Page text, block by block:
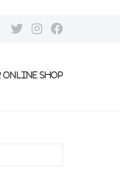
ONLINE SHOP